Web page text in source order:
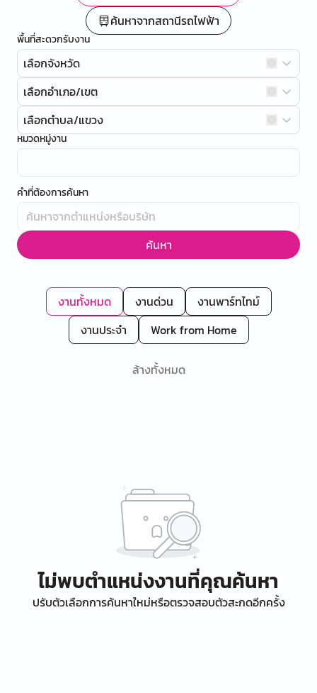
ค้นหาจากสถานีรถไฟฟ้า
พื้นที่สะดวกรับงาน
เลือกจังหวัด
เลือกอำเภอ/เขต
เลือกตำบล/แขวง
หมวดหมู่งาน
คำที่ต้องการค้นหา
ค้นหา
งานทั้งหมด งานด่วน
งานพาร์ทไทม์
งานประจำ
Work from Home
ล้างทั้งหมด
ไม่พบตำแหน่งงานที่คุณค้นหา
ปรับตัวเลือกการค้นหาใหม่หรือตรวจสอบตัวสะกดอีกครั้ง